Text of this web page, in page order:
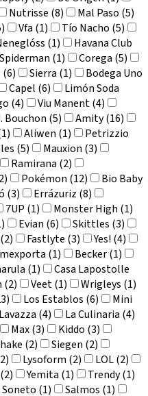
Nutrisse (8)
Mal Paso (5)
Vfa (1)
Tío Nacho (5)
(1)
Havana Club
Spiderman (1)
Corega (5)
Sierra (1)
Bodega Uno
Capel (6)
Limón Soda
(4)
Viu Manent (4)
Bouchon (5)
Amity (16)
Aliwen (1)
Petrizzio
(5)
Mauxion (3)
Ramirana (2)
Pokémon (12)
Bio Baby
(3)
Errázuriz (8)
7UP (1)
Monster High (1)
Evian (6)
Skittles (3)
Fastlyte (3)
Yes! (4)
(1)
Becker (1)
(1)
Casa Lapostolle
(2) Veet (1)
Wrigleys (1)
Los Establos (6)
Mini
Lavazza (4)
La Culinaria (4)
Max (3)
Kiddo (3)
(2)
Siegen (2)
Lysoform (2)
LOL (2)
Yemita (1)
Trendy (1)
Soneto (1) Salmos (1)